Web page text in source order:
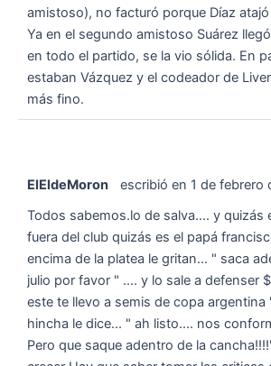
amistoso), no facturó porque Díaz
Ya en el segundo amistoso Suárez
en todo el partido, se la vio sólida. En
estaban Vázquez y el codeador de
más fino.
ElEldeMoron escribió en 1 de febrero
Todos sabemos.lo de salva.... y quizás
fuera del club quizás es el papá
encima de la platea le gritan... " saca
julio por favor " .... y lo sale a defenser
este te llevo a semis de copa argentina
hincha le dice... " ah listo.... nos
Pero que saque adentro de la